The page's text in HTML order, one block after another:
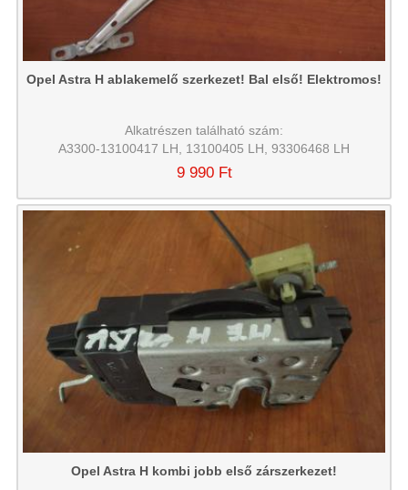
Opel Astra H ablakemelő szerkezet! Bal első! Elektromos!
Alkatrészen található szám:
A3300-13100417 LH, 13100405 LH, 93306468 LH
9 990 Ft
Opel Astra H kombi jobb első zárszerkezet!